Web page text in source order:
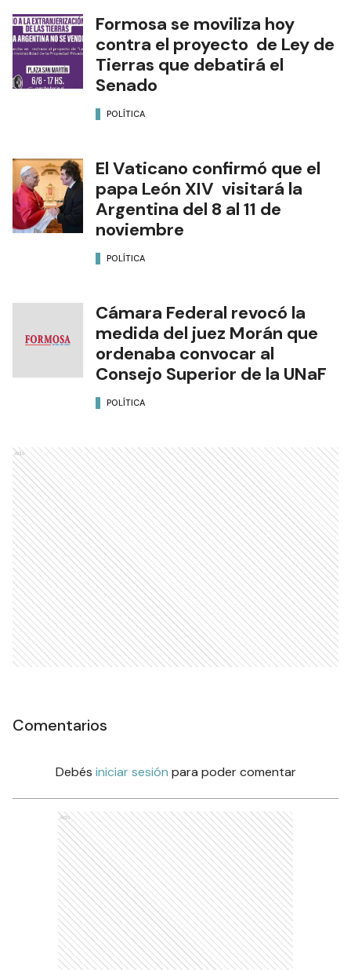
Formosa se moviliza hoy
contra el proyecto de Ley de
Tierras que debatirá el
Senado
POLÍTICA
El Vaticano confirmó que el
papa León XIV visitará la
Argentina del 8 al 11 de
noviembre
POLÍTICA
Cámara Federal revocó la
medida del juez Morán que
ordenaba convocar al
Consejo Superior de la UNaF
POLÍTICA
Ads
Comentarios
Debés iniciar sesión para poder comentar
Ads